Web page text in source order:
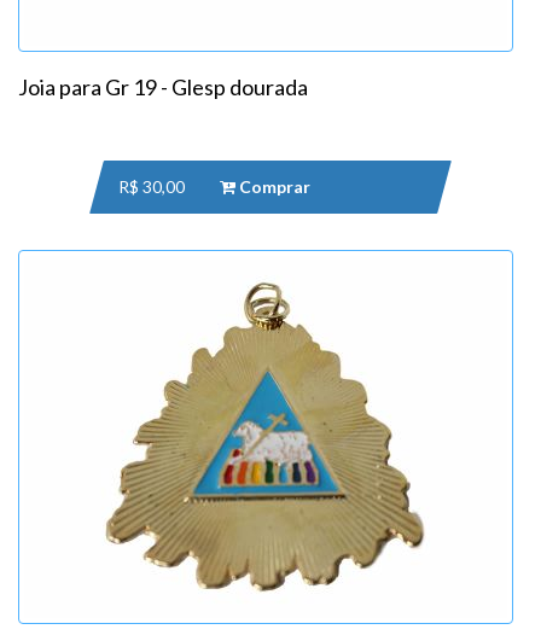
Joia para Gr 19 - Glesp dourada
R$ 30,00 Comprar